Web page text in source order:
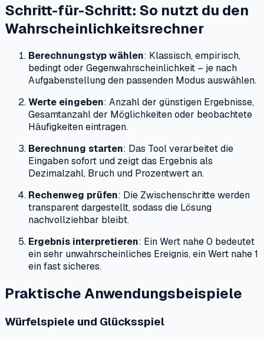
Schritt-für-Schritt: So nutzt du den
Wahrscheinlichkeitsrechner
Berechnungstyp wählen: Klassisch, empirisch,
bedingt oder Gegenwahrscheinlichkeit – je nach
Aufgabenstellung den passenden Modus auswählen.
Werte eingeben: Anzahl der günstigen Ergebnisse,
Gesamtanzahl der Möglichkeiten oder beobachtete
Häufigkeiten eintragen.
Berechnung starten: Das Tool verarbeitet die
Eingaben sofort und zeigt das Ergebnis als
Dezimalzahl, Bruch und Prozentwert an.
Rechenweg prüfen: Die Zwischenschritte werden
transparent dargestellt, sodass die Lösung
nachvollziehbar bleibt.
Ergebnis interpretieren: Ein Wert nahe 0 bedeutet
ein sehr unwahrscheinliches Ereignis, ein Wert nahe 1
ein fast sicheres.
Praktische Anwendungsbeispiele
Würfelspiele und Glücksspiel